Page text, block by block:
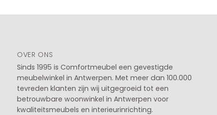
OVER ONS
Sinds 1995 is Comfortmeubel een gevestigde
meubelwinkel in Antwerpen. Met meer dan 100.000
tevreden klanten zijn wij uitgegroeid tot een
betrouwbare woonwinkel in Antwerpen voor
kwaliteitsmeubels en interieurinrichting.